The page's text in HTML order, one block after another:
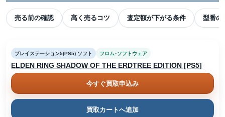
売る前の確認 高く売るコツ 査定額が下がる条件 型番の
プレイステーション5(PS5) ソフト フロム･ソフトウェア
ELDEN RING SHADOW OF THE ERDTREE EDITION [PS5]
今すぐ買取申込み
買取カートへ追加